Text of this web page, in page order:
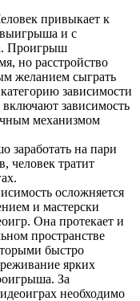
привыкает к
и с
Проигрыш
но расстройство
желанием сыграть
зависимости
включают зависимость
механизмом
заработать на пари
человек тратит
осложняется
и мастерски
Она протекает и
пространстве
быстро
ярких
За
необходимо